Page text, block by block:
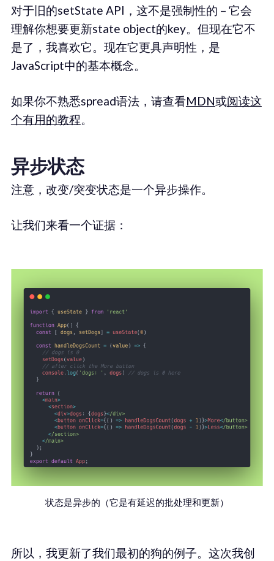
对于旧的setState API，这不是强制性的 – 它会
理解你想要更新state object的key。但现在它不
是了，我喜欢它。现在它更具声明性，是
JavaScript中的基本概念。
如果你不熟悉spread语法，请查看MDN或阅读这
个有用的教程。
异步状态
注意，改变/突变状态是一个异步操作。
让我们来看一个证据：
状态是异步的（它是有延迟的批处理和更新）
所以，我更新了我们最初的狗的例子。这次我创